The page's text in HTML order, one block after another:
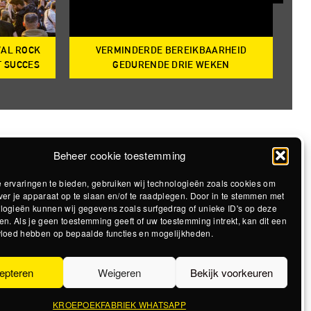
Beheer cookie toestemming
ervaringen te bieden, gebruiken wij technologieën zoals cookies om
je apparaat op te slaan en/of te raadplegen. Door in te stemmen met
kunnen wij gegevens zoals surfgedrag of unieke ID's op deze
Als je geen toestemming geeft of uw toestemming intrekt, kan dit een
hebben op bepaalde functies en mogelijkheden.
Weigeren Bekijk voorkeuren
KROEPOEKFABRIEK WHATSAPP
ROCK
SUCCES
VERMINDERDE BEREIKBAARHEID
GEDURENDE DRIE WEKEN